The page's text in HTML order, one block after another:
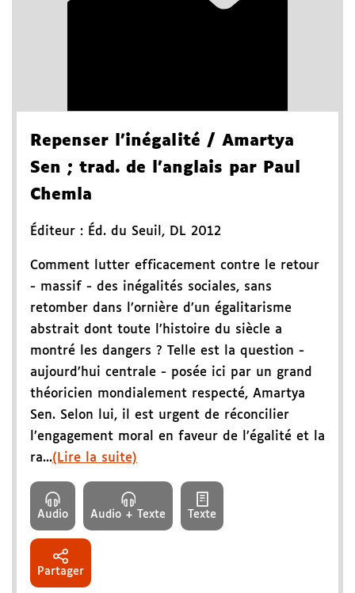
Repenser l'inégalité / Amartya
Sen ; trad. de l'anglais par Paul
Chemla
Éditeur : Éd. du Seuil , DL 2012
Comment lutter efficacement contre le retour
- massif - des inégalités sociales, sans
retomber dans l’ornière d’un égalitarisme
abstrait dont toute l’histoire du siècle a
montré les dangers ? Telle est la question -
aujourd’hui centrale - posée ici par un grand
théoricien mondialement respecté, Amartya
Sen. Selon lui, il est urgent de réconcilier
l’engagement moral en faveur de l’égalité et la
ra...(Lire la suite)
Audio Audio + Texte Texte
Partager